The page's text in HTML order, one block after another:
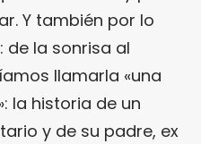
Y también por lo
de la sonrisa al
llamarla «una
la historia de un
y de su padre, ex